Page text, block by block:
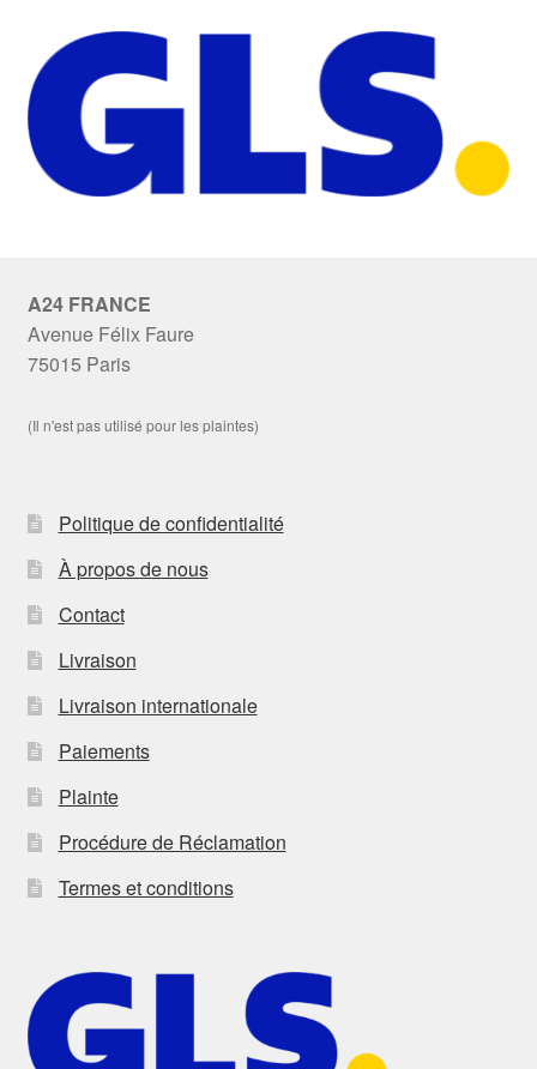
A24 FRANCE
Avenue Félix Faure
75015 Paris
(Il n'est pas utilisé pour les plaintes)
Politique de confidentialité
À propos de nous
Contact
Livraison
Livraison internationale
Paiements
Plainte
Procédure de Réclamation
Termes et conditions